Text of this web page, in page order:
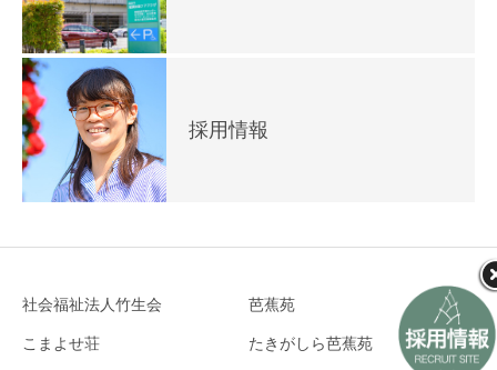
採用情報
社会福祉法人竹生会 芭蕉苑
こまよせ荘 たきがしら芭蕉苑